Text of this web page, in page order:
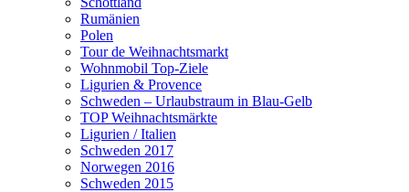
Rumänien
Polen
Tour de Weihnachtsmarkt
Wohnmobil Top-Ziele
Ligurien & Provence
Schweden – Urlaubstraum in Blau-Gelb
TOP Weihnachtsmärkte
Ligurien / Italien
Schweden 2017
Norwegen 2016
Schweden 2015